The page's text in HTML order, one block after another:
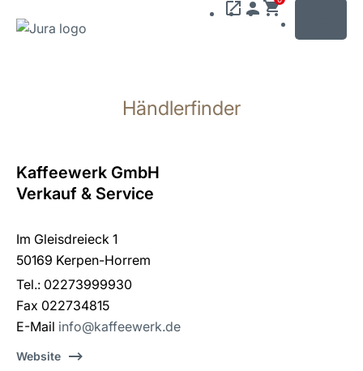
wechseln
Händlerfinder
Kaffeewerk GmbH
Verkauf & Service
Im Gleisdreieck 1
50169 Kerpen-Horrem
Tel.: 02273999930
Fax 022734815
E-Mail info@kaffeewerk.de
Website